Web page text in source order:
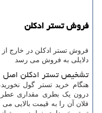
فروش تستر ادکلن
فروش تستر ادکلن در خارج از
دلایلی به فروش می رسد
تشخیص تستر ادکلن اصل
هنگام خرید تستر گول
درون یک بطری مقداری عطر
فلان آن را به قیمت بالایی